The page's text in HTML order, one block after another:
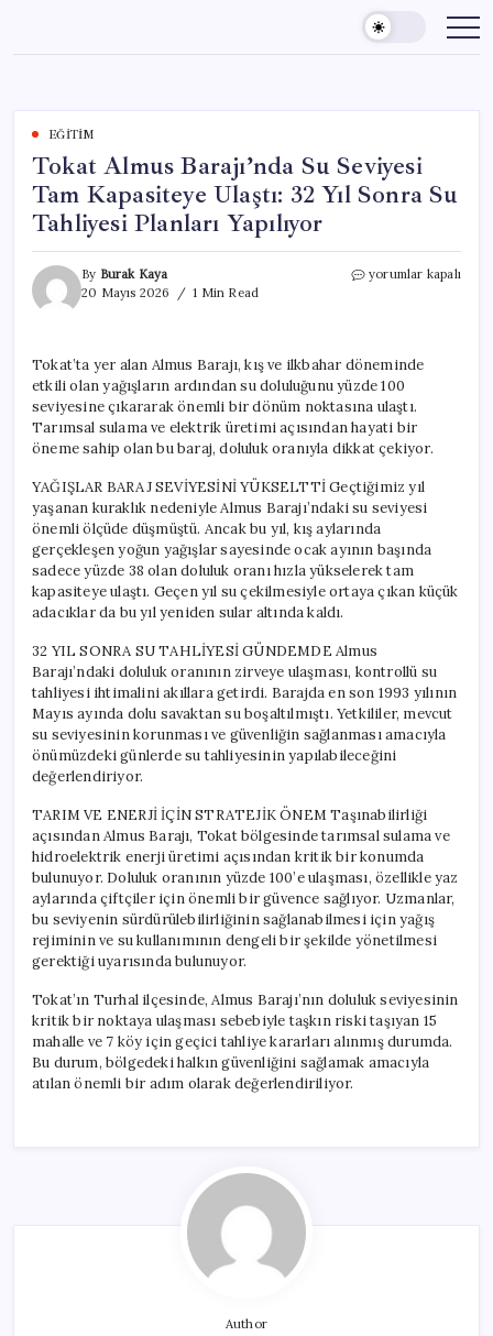
content
EĞITIM
Tokat Almus Barajı’nda Su Seviyesi
Tam Kapasiteye Ulaştı: 32 Yıl Sonra Su
Tahliyesi Planları Yapılıyor
By Burak Kaya
20 Mayıs 2026
1 Min Read
Tokat
Tam
Kapasiteye
Ulaştı:
32
Yıl
Sonra
Su
Tahliyesi
Planları
Yapılıyor
için
yorumlar kapalı
Tokat’ta yer alan Almus Barajı, kış ve ilkbahar döneminde
etkili olan yağışların ardından su doluluğunu yüzde 100
seviyesine çıkararak önemli bir dönüm noktasına ulaştı.
Tarımsal sulama ve elektrik üretimi açısından hayati bir
öneme sahip olan bu baraj, doluluk oranıyla dikkat çekiyor.
YAĞIŞLAR BARAJ SEVİYESİNİ YÜKSELTTİ Geçtiğimiz yıl
yaşanan kuraklık nedeniyle Almus Barajı’ndaki su seviyesi
önemli ölçüde düşmüştü. Ancak bu yıl, kış aylarında
gerçekleşen yoğun yağışlar sayesinde ocak ayının başında
sadece yüzde 38 olan doluluk oranı hızla yükselerek tam
kapasiteye ulaştı. Geçen yıl su çekilmesiyle ortaya çıkan küçük
adacıklar da bu yıl yeniden sular altında kaldı.
32 YIL SONRA SU TAHLİYESİ GÜNDEMDE Almus
Barajı’ndaki doluluk oranının zirveye ulaşması, kontrollü su
tahliyesi ihtimalini akıllara getirdi. Barajda en son 1993 yılının
Mayıs ayında dolu savaktan su boşaltılmıştı. Yetkililer, mevcut
su seviyesinin korunması ve güvenliğin sağlanması amacıyla
önümüzdeki günlerde su tahliyesinin yapılabileceğini
değerlendiriyor.
TARIM VE ENERJİ İÇİN STRATEJİK ÖNEM Taşınabilirliği
açısından Almus Barajı, Tokat bölgesinde tarımsal sulama ve
hidroelektrik enerji üretimi açısından kritik bir konumda
bulunuyor. Doluluk oranının yüzde 100’e ulaşması, özellikle yaz
aylarında çiftçiler için önemli bir güvence sağlıyor. Uzmanlar,
bu seviyenin sürdürülebilirliğinin sağlanabilmesi için yağış
rejiminin ve su kullanımının dengeli bir şekilde yönetilmesi
gerektiği uyarısında bulunuyor.
Tokat’ın Turhal ilçesinde, Almus Barajı’nın doluluk seviyesinin
kritik bir noktaya ulaşması sebebiyle taşkın riski taşıyan 15
mahalle ve 7 köy için geçici tahliye kararları alınmış durumda.
Bu durum, bölgedeki halkın güvenliğini sağlamak amacıyla
atılan önemli bir adım olarak değerlendiriliyor.
Author